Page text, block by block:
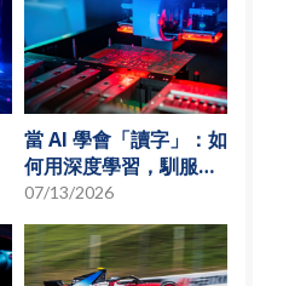
當 AI 學會「讀字」：如
何用深度學習，馴服
SMT 產線的誤報風暴
07/13/2026